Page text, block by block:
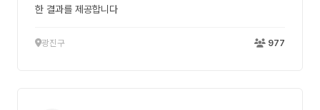
한 결과를 제공합니다
광진구 977